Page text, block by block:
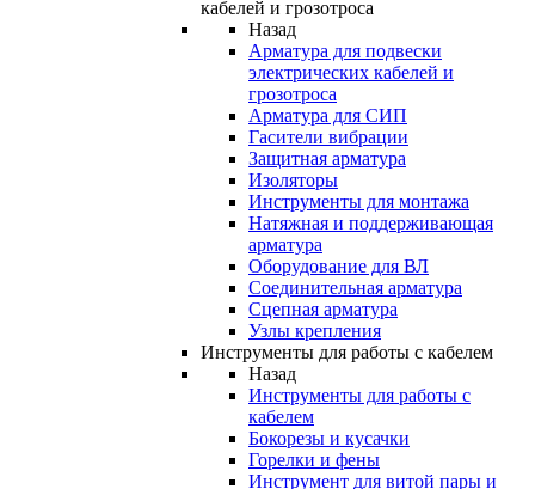
кабелей и грозотроса
Назад
Арматура для подвески
электрических кабелей и
грозотроса
Арматура для СИП
Гасители вибрации
Защитная арматура
Изоляторы
Инструменты для монтажа
Натяжная и поддерживающая
арматура
Оборудование для ВЛ
Соединительная арматура
Сцепная арматура
Узлы крепления
Инструменты для работы с кабелем
Назад
Инструменты для работы с
кабелем
Бокорезы и кусачки
Горелки и фены
Инструмент для витой пары и